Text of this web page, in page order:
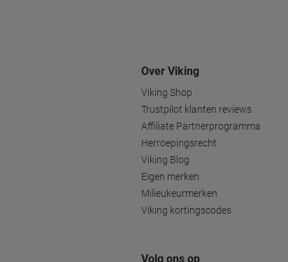
Over Viking
Viking Shop
Trustpilot klanten reviews
Affiliate Partnerprogramma
Herroepingsrecht
Viking Blog
Eigen merken
Milieukeurmerken
Viking kortingscodes
Volg ons op